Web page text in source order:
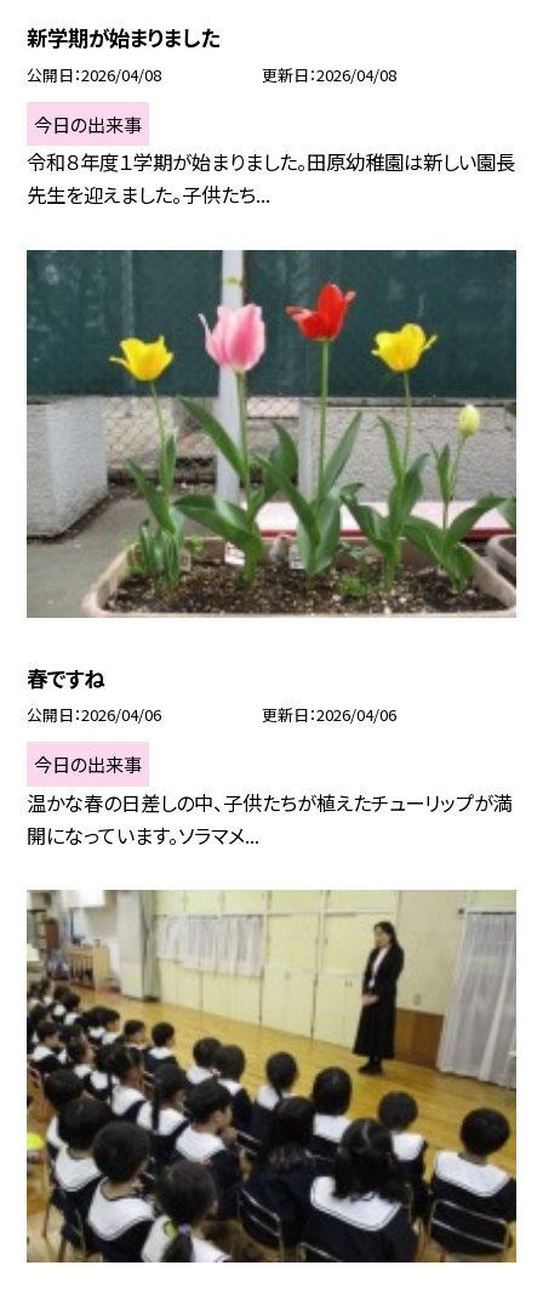
新学期が始まりました
公開日 2026/04/08 更新日 2026/04/08
今日の出来事
令和８年度１学期が始まりました。田原幼稚園は新しい園長
先生を迎えました。子供たち...
春ですね
公開日 2026/04/06 更新日 2026/04/06
今日の出来事
温かな春の日差しの中、子供たちが植えたチューリップが満
開になっています。ソラマメ...